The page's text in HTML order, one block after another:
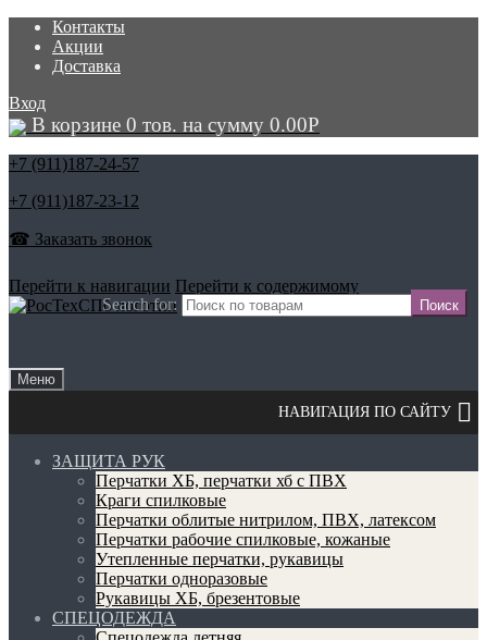
Контакты
Акции
Доставка
Вход
В корзине 0 тов. на сумму 0.00Р
+7 (911)187-24-57
+7 (911)187-23-12
☎ Заказать звонок
Search for:
Перейти к навигации Перейти к содержимому
Меню
ЗАЩИТА РУК
Перчатки ХБ, перчатки хб с ПВХ
Краги спилковые
Перчатки облитые нитрилом, ПВХ, латексом
Перчатки рабочие спилковые, кожаные
Утепленные перчатки, рукавицы
Перчатки одноразовые
Рукавицы ХБ, брезентовые
СПЕЦОДЕЖДА